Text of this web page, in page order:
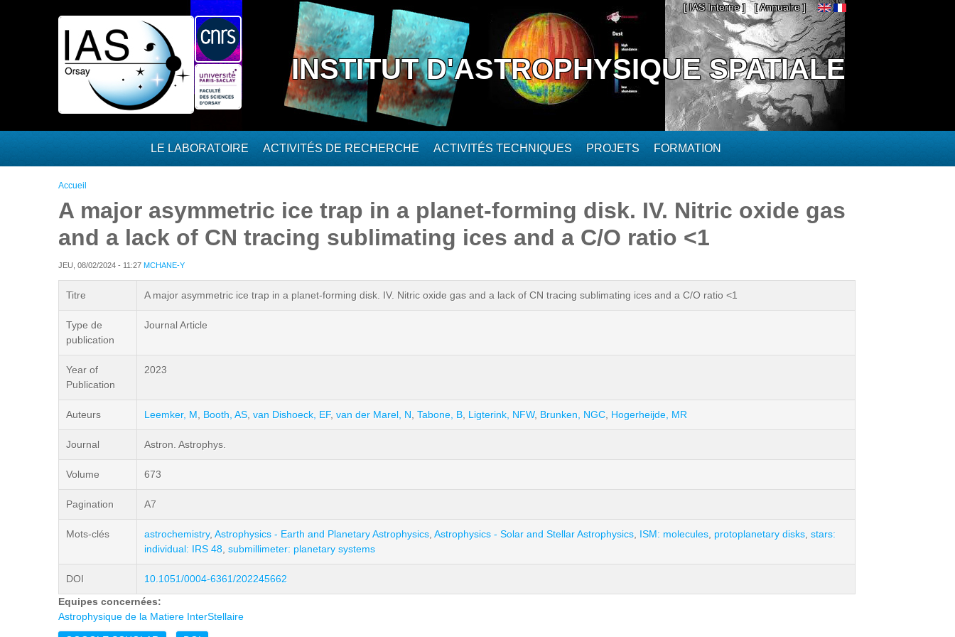
[ IAS Interne ] [ Annuaire ]
INSTITUT D'ASTROPHYSIQUE SPATIALE
LE LABORATOIRE ACTIVITÉS DE RECHERCHE ACTIVITÉS TECHNIQUES PROJETS FORMATION
Vous êtes ici
Accueil
A major asymmetric ice trap in a planet-forming disk. IV. Nitric oxide gas
and a lack of CN tracing sublimating ices and a C/O ratio <1
JEU, 08/02/2024 - 11:27 MCHANE-Y
Titre A major asymmetric ice trap in a planet-forming disk. IV. Nitric oxide gas and a lack of CN tracing sublimating ices and a C/O ratio <1
Type de
publication
Journal Article
Year of
Publication
2023
Auteurs Leemker, M Booth, AS van Dishoeck, EF, van der Marel, N Tabone, B Ligterink, NFW, Brunken, NGC Hogerheijde, MR
Journal Astron. Astrophys.
Volume 673
Pagination A7
Mots-clés astrochemistry, Astrophysics - Earth and Planetary Astrophysics Astrophysics - Solar and Stellar Astrophysics ISM: molecules protoplanetary disks stars:
individual: IRS 48 submillimeter: planetary systems
DOI
10.1051/0004-6361/202245662
Equipes concernées:
Astrophysique de la Matiere InterStellaire